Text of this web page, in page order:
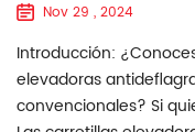
Nov 29 , 2024
Introducción:
elevadoras
convencionales? Si